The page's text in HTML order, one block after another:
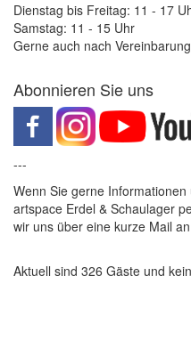
Dienstag bis Freitag: 11 - 17
Samstag: 11 - 15 Uhr
Gerne auch nach
Abonnieren Sie uns
---
Wenn Sie gerne
artspace Erdel & Schaulager
wir uns über eine kurze Mail an
Aktuell sind 326 Gäste und